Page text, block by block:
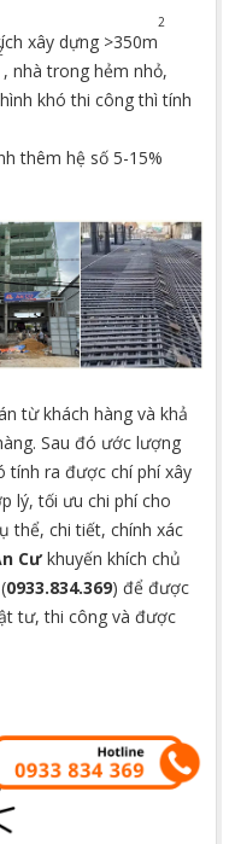
xây dựng >350m
2
, nhà trong hẻm nhỏ,
khó thi công thì tính
thêm hệ số 5-15%
từ khách hàng và khả
Sau đó ước lượng
tính ra được chí phí xây
lý, tối ưu chi phí cho
thể, chi tiết, chính xác
Cưkhuyến khích chủ
0933.834.369) để được
tư, thi công và được